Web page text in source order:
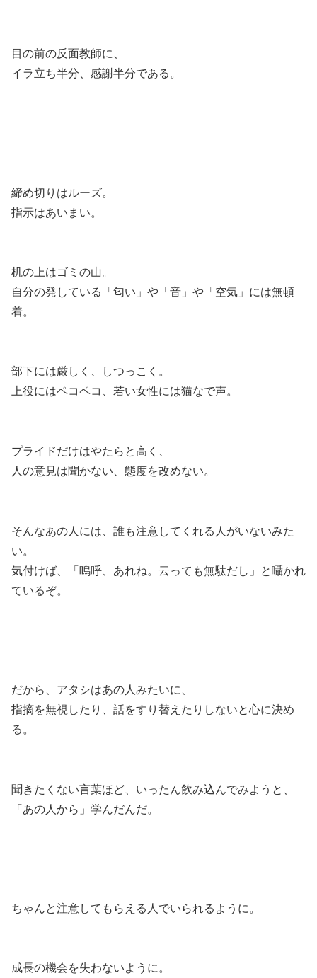
目の前の反面教師に、
イラ立ち半分、感謝半分である。
締め切りはルーズ。
指示はあいまい。
机の上はゴミの山。
自分の発している「匂い」や「音」や「空気」には無頓
着。
部下には厳しく、しつっこく。
上役にはペコペコ、若い女性には猫なで声。
プライドだけはやたらと高く、
人の意見は聞かない、態度を改めない。
そんなあの人には、誰も注意してくれる人がいないみた
い。
気付けば、「嗚呼、あれね。云っても無駄だし」と囁かれ
ているぞ。
だから、アタシはあの人みたいに、
指摘を無視したり、話をすり替えたりしないと心に決め
る。
聞きたくない言葉ほど、いったん飲み込んでみようと、
「あの人から」学んだんだ。
ちゃんと注意してもらえる人でいられるように。
成長の機会を失わないように。